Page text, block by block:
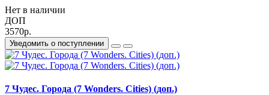
Нет в наличии
ДОП
3570р.
Уведомить о поступлении
7 Чудес. Города (7 Wonders. Cities) (доп.)